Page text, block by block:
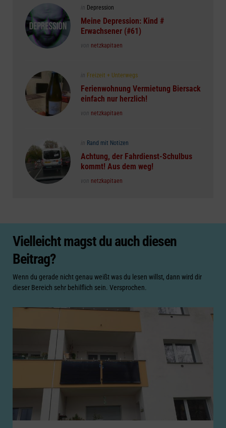
Posted
in
in Depression
Meine Depression: Kind #
Erwachsener (#61)
Posted
von netzkapitaen
Posted
in
in Freizeit + Unterwegs
Ferienwohnung Vermietung Biersack
einfach nur herzlich!
Posted
von netzkapitaen
Posted
in
in Rand mit Notizen
Achtung, der Fahrdienst-Schulbus
kommt! Aus dem weg!
Posted
von netzkapitaen
Vielleicht magst du auch diesen
Beitrag?
Wenn du gerade nicht genau weißt was du lesen willst, dann wird dir
dieser Bereich sehr behilflich sein. Versprochen.